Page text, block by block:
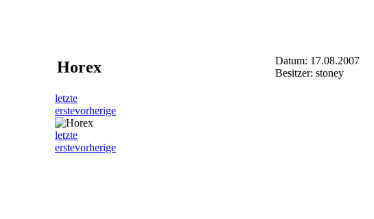
Horex
Datum: 17.08.2007
Besitzer: stoney
letzte
erstevorherige
letzte
erstevorherige